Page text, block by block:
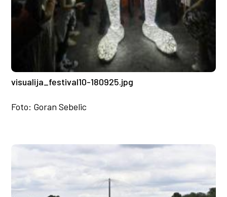
visualija_festival10-180925.jpg
Foto: Goran Sebelic